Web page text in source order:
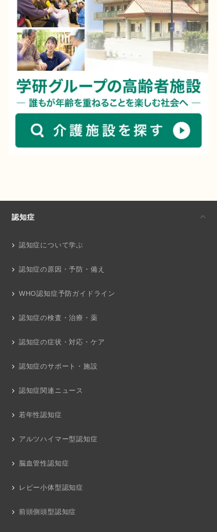
認知症
認知症について学ぶ
認知症の原因・予防・備え
WHO認知症予防ガイドライン
認知症の検査・治療・薬
認知症の症状・対応・ケア
認知症のサポート・施設
認知症関連ニュース
若年性認知症
アルツハイマー型認知症
脳血管性認知症
レビー小体型認知症
前頭側頭型認知症